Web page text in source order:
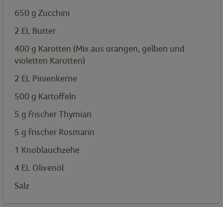
650 g Zucchini
2 EL Butter
400 g Karotten (Mix aus orangen, gelben und
violetten Karotten)
2 EL Pinienkerne
500 g Kartoffeln
5 g frischer Thymian
5 g frischer Rosmarin
1 Knoblauchzehe
4 EL Olivenöl
Salz